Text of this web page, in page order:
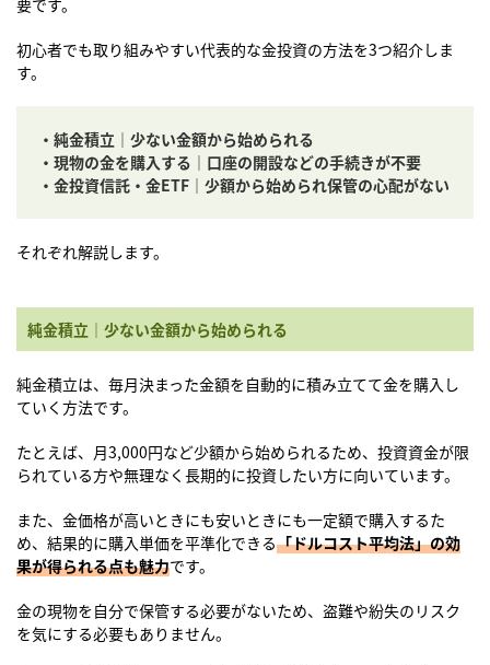
初心者でも取り組みやすい代表的な金投資の方法を3つ紹介しま
す。
・純金積立｜少ない金額から始められる
・現物の金を購入する｜口座の開設などの手続きが不要
・金投資信託・金ETF｜少額から始められ保管の心配がない
それぞれ解説します。
純金積立｜少ない金額から始められる
純金積立は、毎月決まった金額を自動的に積み立てて金を購入し
ていく方法です。
たとえば、月3,000円など少額から始められるため、投資資金が限
られている方や無理なく長期的に投資したい方に向いています。
また、金価格が高いときにも安いときにも一定額で購入するた
め、結果的に購入単価を平準化できる「ドルコスト平均法」の効
果が得られる点も魅力です。
金の現物を自分で保管する必要がないため、盗難や紛失のリスク
を気にする必要もありません。